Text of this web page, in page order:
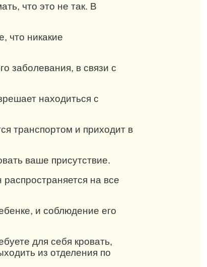
что это не так. В
что никакие
заболевания, в связи с
находиться с
транспортом и приходит в
ваше присутствие.
на все
и соблюдение его
для себя кровать,
из отделения по